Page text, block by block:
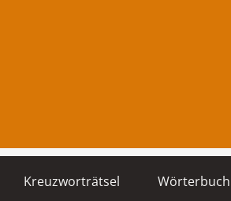
Kreuzworträtsel Wörterbuch